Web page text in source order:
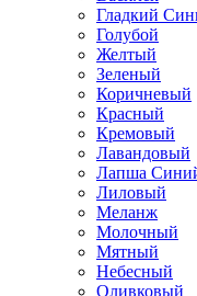
Гладкий
Голубой
Желтый
Зеленый
Коричневый
Красный
Кремовый
Лавандовый
Лапша
Лиловый
Меланж
Молочный
Мятный
Небесный
Оливковый